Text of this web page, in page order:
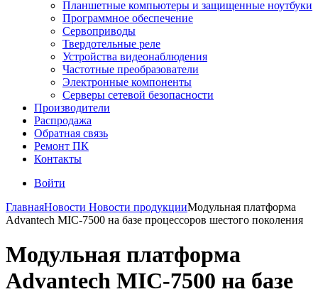
Планшетные компьютеры и защищенные ноутбуки
Программное обеспечение
Сервоприводы
Твердотельные реле
Устройства видеонаблюдения
Частотные преобразователи
Электронные компоненты
Серверы сетевой безопасности
Производители
Распродажа
Обратная связь
Ремонт ПК
Контакты
Войти
ГлавнаяНовости Новости продукцииМодульная платформа
Advantech MIC-7500 на базе процессоров шестого поколения
Модульная платформа
Advantech MIC-7500 на базе